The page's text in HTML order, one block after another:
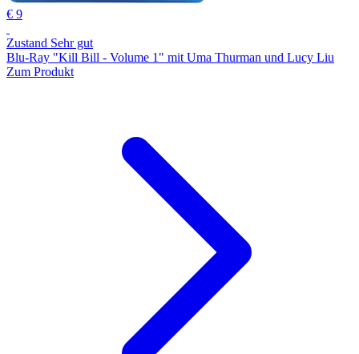
€ 9
Zustand Sehr gut
Blu-Ray "Kill Bill - Volume 1" mit Uma Thurman und Lucy Liu
Zum Produkt